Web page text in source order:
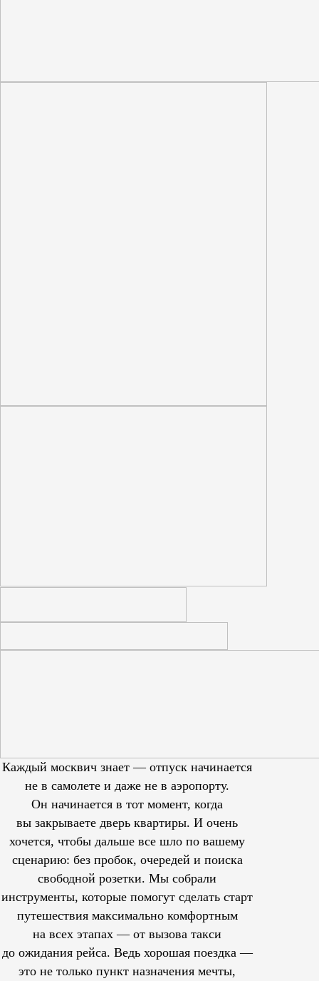
Каждый москвич знает — отпуск начинается
не в самолете и даже не в аэропорту.
Он начинается в тот момент, когда
вы закрываете дверь квартиры. И очень
хочется, чтобы дальше все шло по вашему
сценарию: без пробок, очередей и поиска
свободной розетки. Мы собрали
инструменты, которые помогут сделать старт
путешествия максимально комфортным
на всех этапах — от вызова такси
до ожидания рейса. Ведь хорошая поездка —
это не только пункт назначения мечты,